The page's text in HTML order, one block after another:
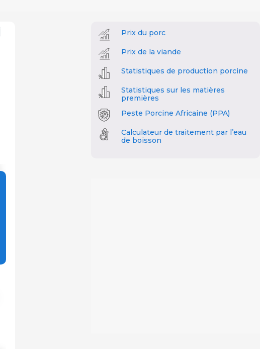
Prix du porc
Prix de la viande
Statistiques de production porcine
Statistiques sur les matières
premières
Peste Porcine Africaine (PPA)
Calculateur de traitement par l’eau
de boisson